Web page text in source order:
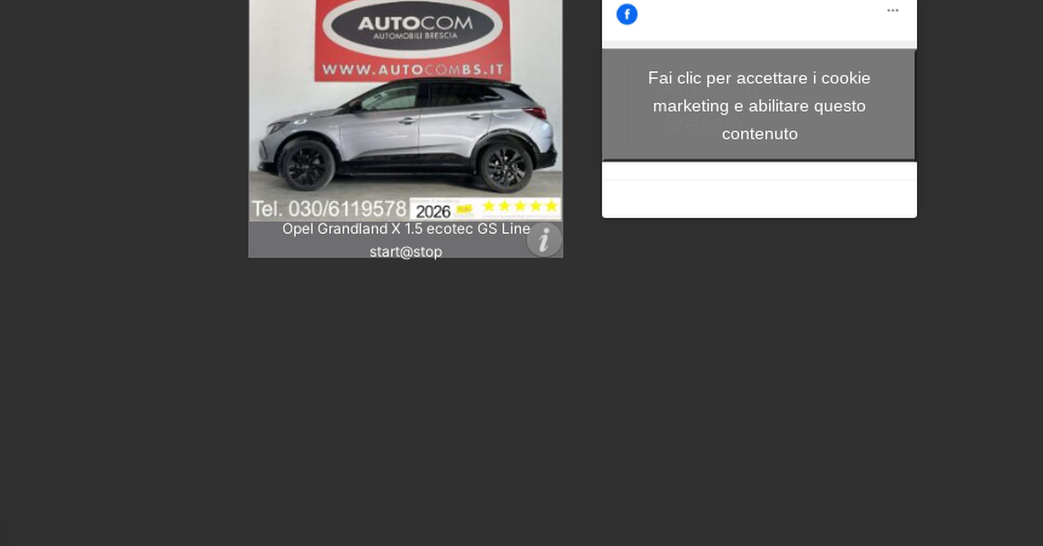
Opel Grandland X 1.5 ecotec GS Line
start@stop
Autocom -
Brescia
Fai clic per accettare i cookie
marketing e abilitare questo
contenuto